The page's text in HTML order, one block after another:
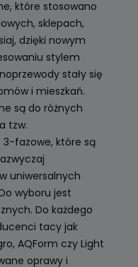
które stosowano
sklepach,
dzięki nowym
stylem
stały się
i mieszkań.
są do różnych
tzw.
3-fazowe, które są
uniwersalnych
wyboru jest
Do każdego
tacy jak
AQForm czy Light
oprawy i